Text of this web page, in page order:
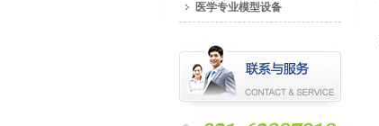
医学专业模型设备